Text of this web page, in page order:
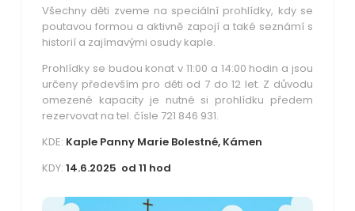
Všechny děti zveme na speciální prohlídky, kdy se
poutavou formou a aktivně zapojí a také seznámí s
historií a zajímavými osudy kaple.
Prohlídky se budou konat v 11:00 a 14:00 hodin a jsou
určeny především pro děti od 7 do 12 let. Z důvodu
omezené kapacity je nutné si prohlídku předem
rezervovat na tel. čísle 721 846 931.
KDE: Kaple Panny Marie Bolestné, Kámen
KDY: 14.6.2025 od 11 hod